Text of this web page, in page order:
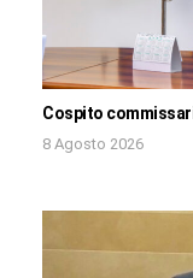
Cospito
8 Agosto 2026